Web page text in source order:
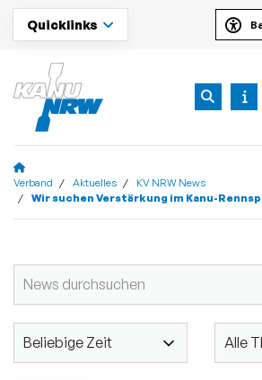
Quicklinks
Verband Aktuelles
KV NRW News
Wir suchen Verstärkung im Kanu-